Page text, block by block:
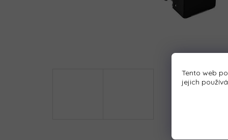
Tento web
jejich